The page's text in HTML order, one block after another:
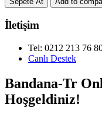
İletişim
Tel: 0212 213 76
Canlı Destek
Bandana-Tr
Hoşgeldiniz!